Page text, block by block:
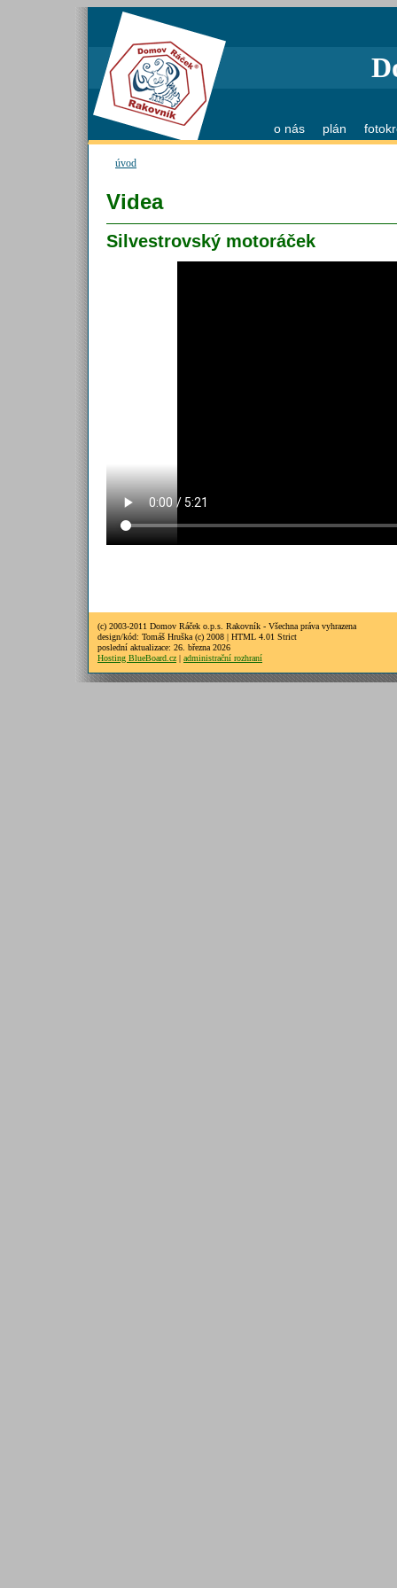
o nás plán
úvod
Videa
Silvestrovský motoráček
(c) 2003-2011 Domov Ráček o.p.s. Rakovník - Všechna práva vyhrazena
design/kód: Tomáš Hruška (c) 2008 | HTML 4.01 Strict
poslední aktualizace: 26. března 2026
Hosting BlueBoard.cz | administrační rozhraní